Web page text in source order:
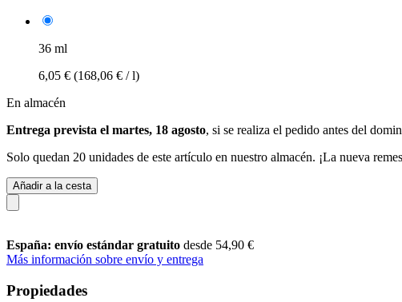
36 ml
6,05 € (168,06 € / l)
En almacén
Entrega prevista el martes, 18 agosto, si se realiza el pedido antes del
Solo quedan 20 unidades de este artículo en nuestro almacén. ¡La nueva
Añadir a la cesta
España: envío estándar gratuito desde 54,90 €
Más información sobre envío y entrega
Propiedades